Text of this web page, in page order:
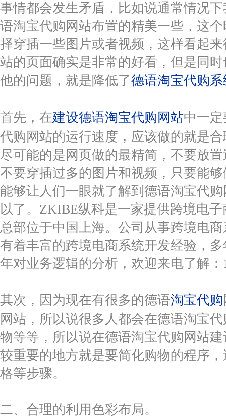
事情都会发生矛盾，比如说通常情况
语淘宝代购网站布置的精美一些，这
择穿插一些图片或者视频，这样看起
站的页面确实是非常的好看，但是同
他的问题，就是降低了德语淘宝代购系
首先，在建设德语淘宝代购网站中一
代购网站的运行速度，应该做的就是
尽可能的是网页做的最精简，不要放
不要穿插过多的图片和视频，只要能
能够让人们一眼就了解到德语淘宝代
以了。ZKIBE纵科是一家提供跨境电
总部位于中国上海。公司从事跨境电
有着丰富的跨境电商系统开发经验，
年对业务逻辑的分析，欢迎来电了解：
其次，因为现在有很多的德语淘宝代购
网站，所以说很多人都会在德语淘宝
物等等，所以说在德语淘宝代购网站
较重要的地方就是要简化购物的程序
格等步骤。
二、合理的利用色彩布局。